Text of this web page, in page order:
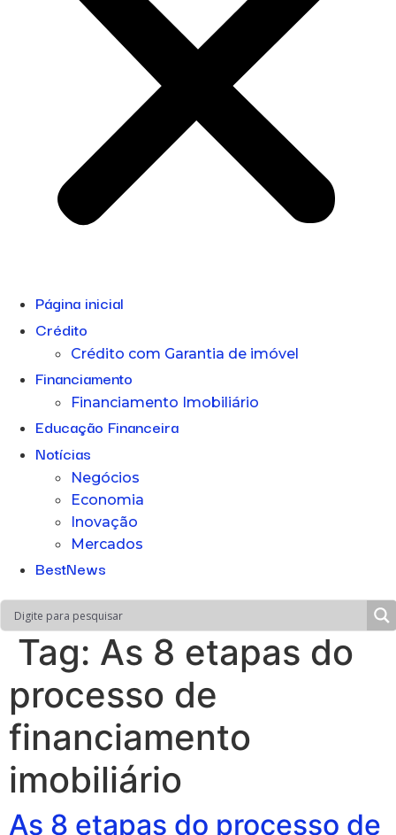
Página inicial
Crédito
Crédito com Garantia de imóvel
Financiamento
Financiamento Imobiliário
Educação Financeira
Notícias
Negócios
Economia
Inovação
Mercados
BestNews
Tag: As 8 etapas do
processo de
financiamento
imobiliário
As 8 etapas do processo de